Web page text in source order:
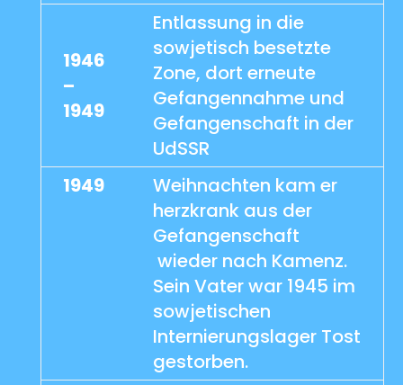
1946
–
1949
Entlassung in die
sowjetisch besetzte
Zone, dort erneute
Gefangennahme und
Gefangenschaft in der
UdSSR
1949
Weihnachten kam er
herzkrank aus der
Gefangenschaft
wieder nach Kamenz.
Sein Vater war 1945 im
sowjetischen
Internierungslager Tost
gestorben.